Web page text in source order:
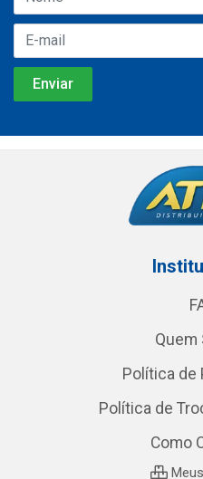
Quem
Política de
Política de
Como